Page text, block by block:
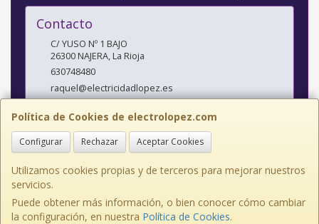
Política de Cookies de electrolopez.com
Configurar Rechazar Aceptar Cookies
Utilizamos cookies propias y de terceros para mejorar nuestros
servicios.
Puede obtener más información, o bien conocer cómo cambiar
la configuración, en nuestra Política de Cookies.
Contacto
C/ YUSO Nº 1 BAJO
26300NAJERA,La Rioja
630748480
raquel@electricidadlopez.es
Horario
LUNES A VIERNES DE 10:00 A 14:00 H Y DE 17:00 H A 20:00 H
C/ YUSO Nº 1 BAJO, 26300, La Rioja, España. - C.I.F.: J26435081 - Tfno:
941363365 Movil: 630748480